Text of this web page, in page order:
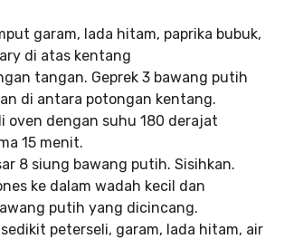
garam, lada hitam, paprika bubuk,
di atas kentang
tangan. Geprek 3 bawang putih
di antara potongan kentang.
oven dengan suhu 180 derajat
15 menit.
8 siung bawang putih. Sisihkan.
ke dalam wadah kecil dan
putih yang dicincang.
peterseli, garam, lada hitam, air